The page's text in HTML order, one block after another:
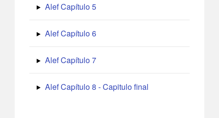
Alef Capítulo 5
Alef Capítulo 6
Alef Capítulo 7
Alef Capítulo 8 - Capitulo final